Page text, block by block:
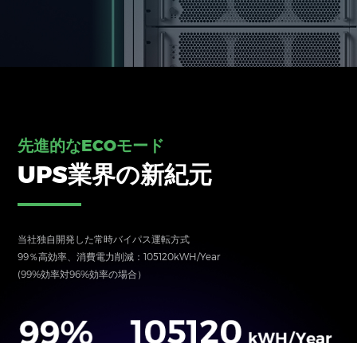
先進的なECOモード
UPS業界の新紀元
当社独自開発した常時バイパス運転方式
99％高効率、消費電力削減：105120kWH/Year
(99%効率対96%効率の場合）